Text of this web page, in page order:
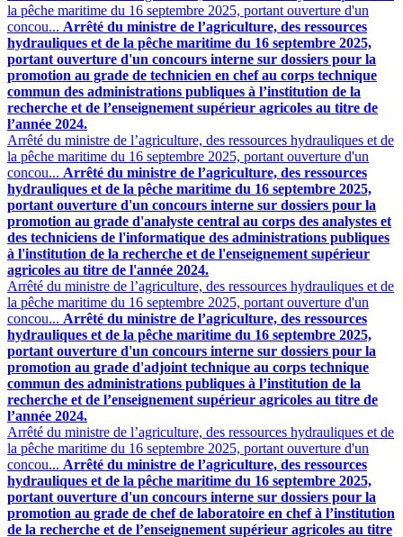
la pêche maritime du 16 septembre 2025, portant ouverture d'un
concou... Arrêté du ministre de l’agriculture, des ressources
hydrauliques et de la pêche maritime du 16 septembre 2025,
portant ouverture d'un concours interne sur dossiers pour la
promotion au grade de technicien en chef au corps technique
commun des administrations publiques à l’institution de la
recherche et de l’enseignement supérieur agricoles au titre de
l’année 2024.
Arrêté du ministre de l’agriculture, des ressources hydrauliques et de
la pêche maritime du 16 septembre 2025, portant ouverture d'un
concou... Arrêté du ministre de l’agriculture, des ressources
hydrauliques et de la pêche maritime du 16 septembre 2025,
portant ouverture d'un concours interne sur dossiers pour la
promotion au grade d'analyste central au corps des analystes et
des techniciens de l'informatique des administrations publiques
à l'institution de la recherche et de l'enseignement supérieur
agricoles au titre de l'année 2024.
Arrêté du ministre de l’agriculture, des ressources hydrauliques et de
la pêche maritime du 16 septembre 2025, portant ouverture d'un
concou... Arrêté du ministre de l’agriculture, des ressources
hydrauliques et de la pêche maritime du 16 septembre 2025,
portant ouverture d'un concours interne sur dossiers pour la
promotion au grade d'adjoint technique au corps technique
commun des administrations publiques à l’institution de la
recherche et de l’enseignement supérieur agricoles au titre de
l’année 2024.
Arrêté du ministre de l’agriculture, des ressources hydrauliques et de
la pêche maritime du 16 septembre 2025, portant ouverture d'un
concou... Arrêté du ministre de l’agriculture, des ressources
hydrauliques et de la pêche maritime du 16 septembre 2025,
portant ouverture d'un concours interne sur dossiers pour la
promotion au grade de chef de laboratoire en chef à l’institution
de la recherche et de l’enseignement supérieur agricoles au titre